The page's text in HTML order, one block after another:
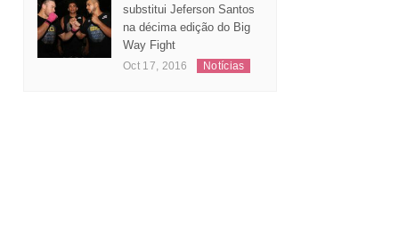
substitui Jeferson Santos
na décima edição do Big
Way Fight
Oct 17, 2016 Notícias